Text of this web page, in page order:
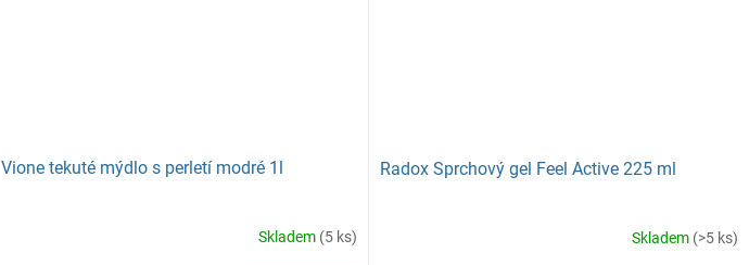
Vione tekuté mýdlo s perletí modré 1l
Skladem (5 ks)
Radox Sprchový gel Feel Active 225 ml
Skladem (>5 ks)